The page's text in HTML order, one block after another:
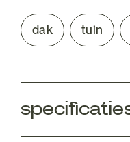
dak tuin